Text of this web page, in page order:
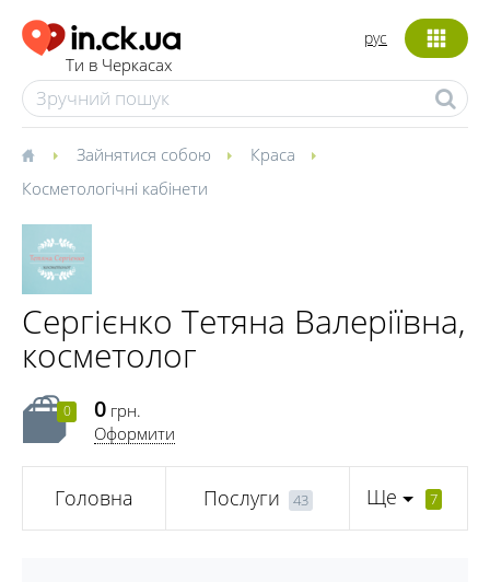
Ти в Черкасах
рус
Зайнятися собою
Краса
Косметологічні кабінети
Сергієнко Тетяна Валеріївна,
косметолог
0 0 грн.
Оформити
Головна Послуги 43 Ще 7